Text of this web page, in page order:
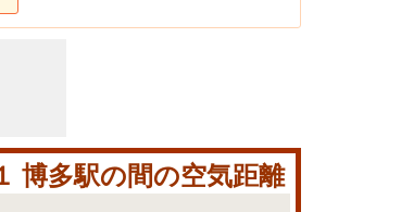
博多駅の間の空気距離